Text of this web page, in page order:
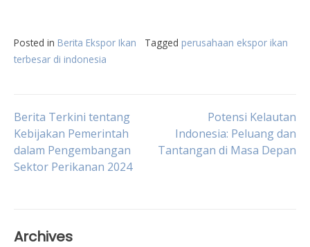
Posted in Berita Ekspor Ikan Tagged perusahaan ekspor ikan
terbesar di indonesia
Post
navigation
Berita Terkini tentang
Kebijakan Pemerintah
dalam Pengembangan
Sektor Perikanan 2024
Potensi Kelautan
Indonesia: Peluang dan
Tantangan di Masa Depan
Archives